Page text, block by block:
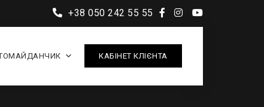
+38 050 242 55 55
КАБІНЕТ КЛІЄНТА